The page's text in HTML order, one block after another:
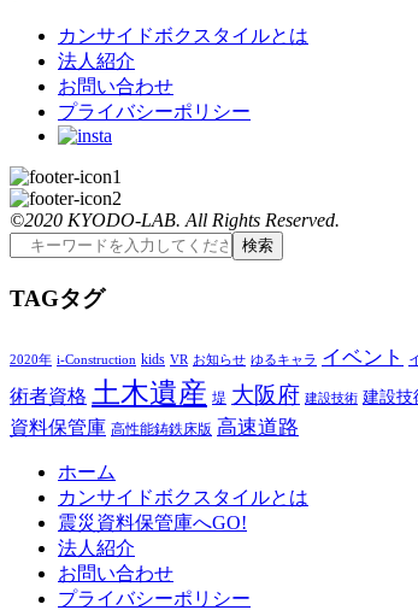
カンサイドボクスタイルとは
法人紹介
お問い合わせ
プライバシーポリシー
©2020 KYODO-LAB. All Rights Reserved.
TAGタグ
2020年 i-Construction kids VR お知らせ ゆるキャラ イベント
術者資格 土木遺産 堤 大阪府 建設技術 建設技
資料保管庫 高性能鋳鉄床版 高速道路
ホーム
カンサイドボクスタイルとは
震災資料保管庫へGO!
法人紹介
お問い合わせ
プライバシーポリシー